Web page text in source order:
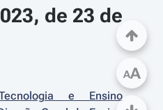
de 23 de
e Ensino
AA